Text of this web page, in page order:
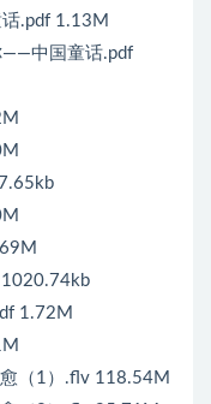
.pdf 1.13M
——中国童话.pdf
1020.74kb
1.72M
（1）.flv 118.54M